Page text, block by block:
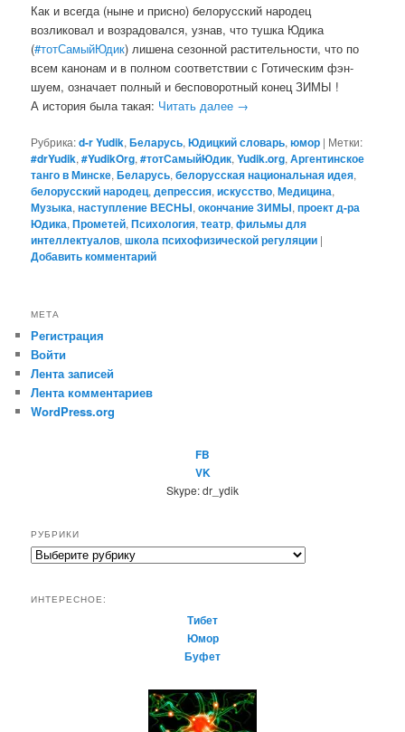
Как и всегда (ныне и присно) белорусский народец
возликовал и возрадовался, узнав, что тушка Юдика
(#тотСамыйЮдик) лишена сезонной растительности, что по
всем канонам и в полном соответствии с Готическим фэн-
шуем, означает полный и бесповоротный конец ЗИМЫ !
А история была такая: Читать далее →
Рубрика:d-r Yudik,Беларусь,Юдицкий словарь,юмор | Метки:
#‎drYudik,#YudikOrg,#тотСамыйЮдик,Yudik.org,Аргентинское
танго в Минске,Беларусь,белорусская национальная идея,
белорусский народец,депрессия,искусство,Медицина,
Музыка,наступление ВЕСНЫ,окончание ЗИМЫ,проект д-ра
Юдика,Прометей,Психология,театр,фильмы для
интеллектуалов,школа психофизической регуляции |
Добавить комментарий
МЕТА
Регистрация
Войти
Лента записей
Лента комментариев
WordPress.org
FB
VK
Skype: dr_ydik
РУБРИКИ
Р
р
ИНТЕРЕСНОЕ:
Тибет
Юмор
Буфет